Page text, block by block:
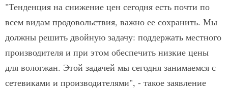
"Тенденция на снижение цен сегодня есть почти по
всем видам продовольствия, важно ее сохранить. Мы
должны решить двойную задачу: поддержать местного
производителя и при этом обеспечить низкие цены
для вологжан. Этой задачей мы сегодня занимаемся с
сетевиками и производителями", - такое заявление